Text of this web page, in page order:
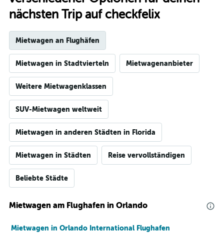
nächsten Trip auf checkfelix
Mietwagen an Flughäfen
Mietwagen in Stadtvierteln Mietwagenanbieter
Weitere Mietwagenklassen
SUV-Mietwagen weltweit
Mietwagen in anderen Städten in Florida
Mietwagen in Städten Reise vervollständigen
Beliebte Städte
Mietwagen am Flughafen in Orlando
Mietwagen in Orlando International Flughafen